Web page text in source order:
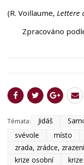
(R. Voillaume, Lettere
Zpracováno
Témata: Jidáš
svévole
místo
zrada, zrádce, zrazení
krize osobní